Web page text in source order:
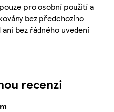
pro osobní použití a
bez předchozího
bez řádného uvedení
recenzi